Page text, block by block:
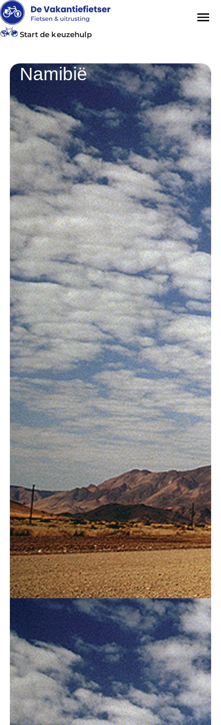
Vakantiefietsen
Intakelijst voor een vakantiefiets
Keuzehulp: Hoe kies je een vakantiefiets
Keuzehulp: Elektrische fiets
Merken
Fietsverzekering Afsluiten
Help mij bijhet
kiezenvan een fiets
Maak een afspraak
Over ons
Contact
De winkel
Blog
Start de keuzehulp
Namibië